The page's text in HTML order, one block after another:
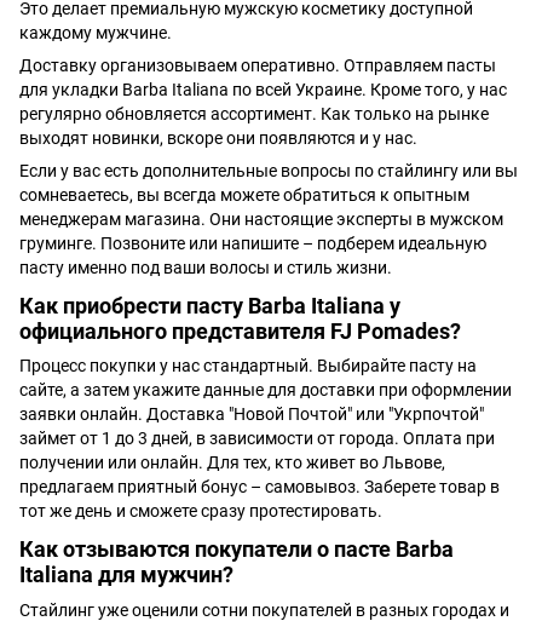
Это делает премиальную мужскую косметику доступной
каждому мужчине.
Доставку организовываем оперативно. Отправляем пасты
для укладки Barba Italiana по всей Украине. Кроме того, у нас
регулярно обновляется ассортимент. Как только на рынке
выходят новинки, вскоре они появляются и у нас.
Если у вас есть дополнительные вопросы по стайлингу или вы
сомневаетесь, вы всегда можете обратиться к опытным
менеджерам магазина. Они настоящие эксперты в мужском
груминге. Позвоните или напишите – подберем идеальную
пасту именно под ваши волосы и стиль жизни.
Как приобрести пасту Barba Italiana у
официального представителя FJ Pomades?
Процесс покупки у нас стандартный. Выбирайте пасту на
сайте, а затем укажите данные для доставки при оформлении
заявки онлайн. Доставка "Новой Почтой" или "Укрпочтой"
займет от 1 до 3 дней, в зависимости от города. Оплата при
получении или онлайн. Для тех, кто живет во Львове,
предлагаем приятный бонус – самовывоз. Заберете товар в
тот же день и сможете сразу протестировать.
Как отзываются покупатели о пасте Barba
Italiana для мужчин?
Стайлинг уже оценили сотни покупателей в разных городах и